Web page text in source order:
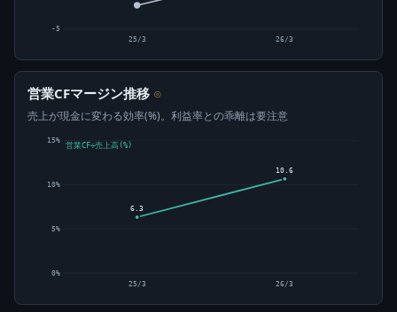
-5
25/3 26/3
営業CFマージン推移 ⊙
売上が現金に変わる効率(%)。利益率との乖離は要注意
0%
5%
10%
15%
6.3
25/3
10.6
26/3
営業CF÷売上高(%)